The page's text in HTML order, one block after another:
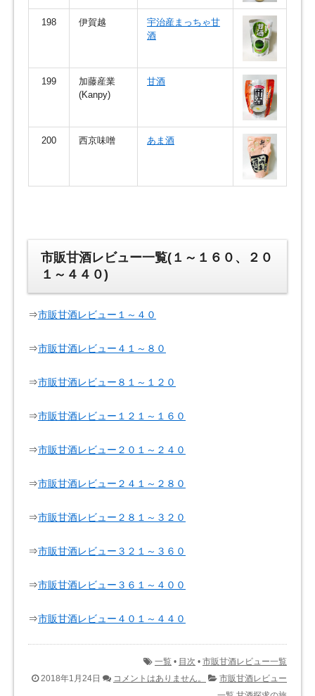
198 伊賀越
宇治産まっちゃ甘
酒
199
加藤産業
(Kanpy)
甘酒
200 西京味噌 あま酒
市販甘酒レビュー一覧(１～１６０、２０
１～４４０)
⇒市販甘酒レビュー１～４０
⇒市販甘酒レビュー４１～８０
⇒市販甘酒レビュー８１～１２０
⇒市販甘酒レビュー１２１～１６０
⇒市販甘酒レビュー２０１～２４０
⇒市販甘酒レビュー２４１～２８０
⇒市販甘酒レビュー２８１～３２０
⇒市販甘酒レビュー３２１～３６０
⇒市販甘酒レビュー３６１～４００
⇒市販甘酒レビュー４０１～４４０
一覧 • 目次 • 市販甘酒レビュー一覧
2018年1月24日
コメントはありません。
市販甘酒レビュー